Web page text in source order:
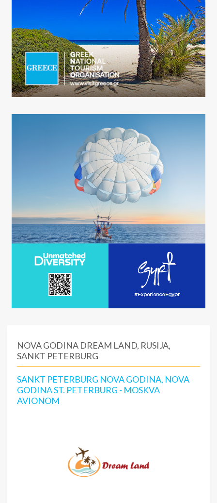
NOVA GODINA DREAM LAND, RUSIJA,
SANKT PETERBURG
SANKT PETERBURG NOVA GODINA, NOVA
GODINA ST. PETERBURG - MOSKVA
AVIONOM